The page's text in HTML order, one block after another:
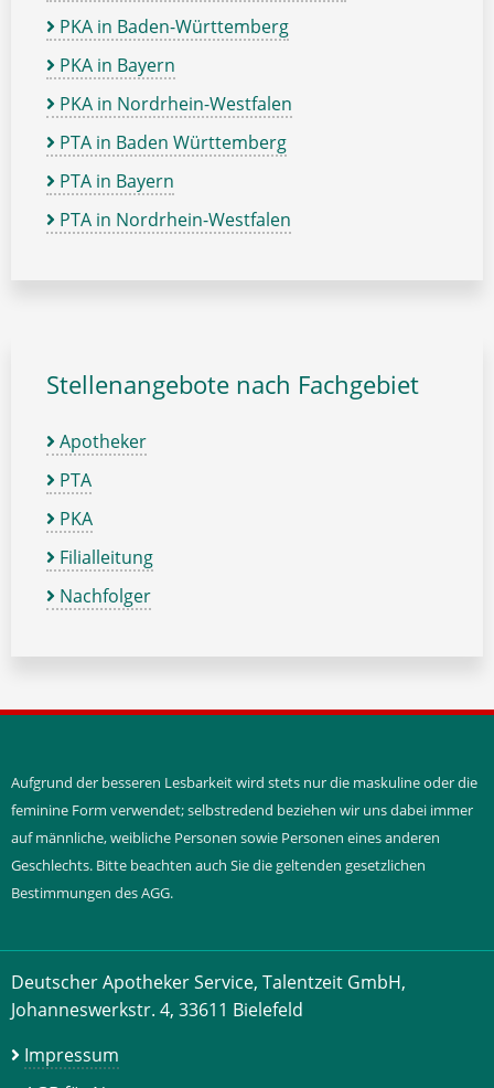
PKA in Baden-Württemberg
PKA in Bayern
PKA in Nordrhein-Westfalen
PTA in Baden Württemberg
PTA in Bayern
PTA in Nordrhein-Westfalen
Stellenangebote nach Fachgebiet
Apotheker
PTA
PKA
Filialleitung
Nachfolger
Aufgrund der besseren Lesbarkeit wird stets nur die maskuline oder die
feminine Form verwendet; selbstredend beziehen wir uns dabei immer
auf männliche, weibliche Personen sowie Personen eines anderen
Geschlechts. Bitte beachten auch Sie die geltenden gesetzlichen
Bestimmungen des AGG.
Deutscher Apotheker Service, Talentzeit GmbH,
Johanneswerkstr. 4, 33611 Bielefeld
Impressum